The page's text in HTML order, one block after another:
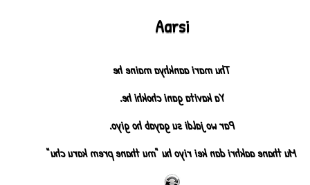
Aarsi
Thu mari aankhya maine he
Ya kavita gani chokhi he.
Par wo jaldi su gayab ho giyo.
Mu thane aakhri dan kei riyo hu "mu thane prem karu chu"